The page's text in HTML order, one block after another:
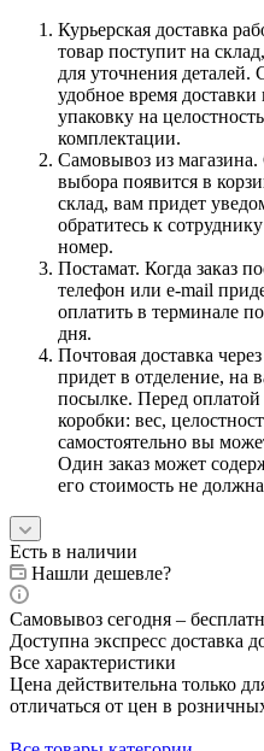
Курьерская доставка
товар поступит на
для уточнения
удобное время
упаковку на
комплектации.
Самовывоз из
выбора появится в
склад, вам придет
обратитесь к
номер.
Постамат. Когда заказ
телефон или e-mail
оплатить в терминале
дня.
Почтовая доставка
придет в отделение, на
посылке. Перед
коробки: вес,
самостоятельно вы
Один заказ может
его стоимость не
Есть в наличии
Нашли дешевле?
Самовывоз сегодня –
Доступна экспресс доставка
Все характеристики
Цена действительна только
отличаться от цен в